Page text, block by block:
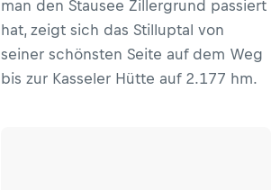
man den Stausee Zillergrund passiert
hat, zeigt sich das Stilluptal von
seiner schönsten Seite auf dem Weg
bis zur Kasseler Hütte auf 2.177 hm.